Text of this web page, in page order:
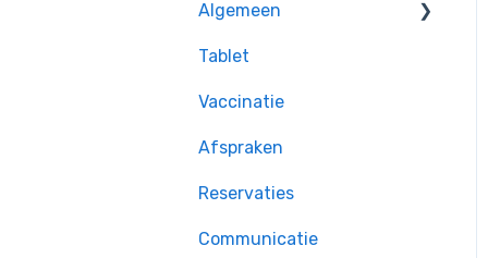
Algemeen
Handige tips
Tablet
Vaccinatie
Afspraken
Reservaties
Communicatie